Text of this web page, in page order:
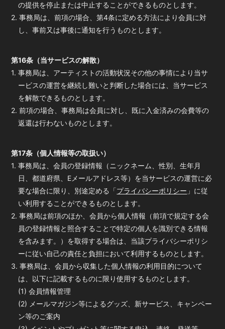
の提供を停止または中止することができるものとします。
2. 事務局は、前項の場合、第4条に定める方法により会員に対
し、事前又は事後に通知を行うものとします。
第16条（当サービスの解散）
1. 事務局は、アーティストの活動状況その他の事情により当サ
ービスの運営を継続し難いと判断した場合には、当サービス
を解散できるものとします。
2. 前項の場合、事務局は会員に対し、既に入金済みの会費等の
返還は行わないものとします。
第17条（個人情報等の取扱い）
1. 事務局は、会員の登録情報（ニックネーム、性別、生年月
日、都道府県、Eメールアドレス等）を当サービスの運営に必
要な場合に限り、別途定める「プライバシーポリシー 」に従
い利用することができるものとします。
2. 事務局は前項のほか、会員から個人情報（前項で規定する会
員の登録情報と照合することで特定の個人を識別できる情報
を含みます。）を取得する場合は、当該プライバシーポリシ
ーに従い自己の責任と負担において利用するものとします。
3. 事務局は、会員から収集した個人情報の利用目的について
は、以下に記載するものに限り使用するものとします。
(1) 会員情報管理
(2) メールマガジン等によるグッズ、新サービス、キャンペー
ン等のご案内